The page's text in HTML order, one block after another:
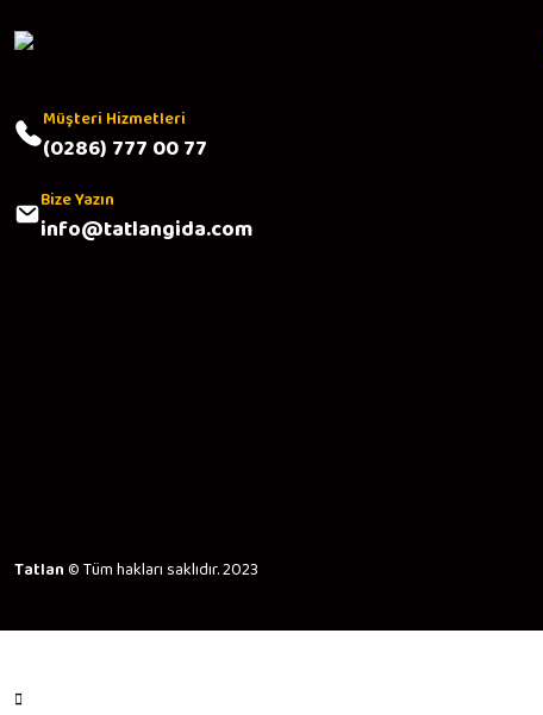
Müşteri Hizmetleri
(0286) 777 00 77
Bize Yazın
info@tatlangida.com
Tatlan© Tüm hakları saklıdır. 2023